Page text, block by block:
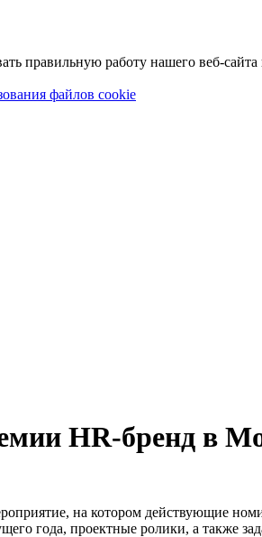
правильную работу нашего веб-сайта
файлов cookie
HR-бренд в
на котором действующие
года, проектные ролики, а также